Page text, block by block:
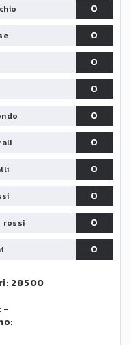
0
0
0
0
0
0
0
0
rossi
0
0
28500
-